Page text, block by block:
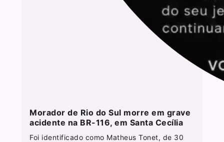
Morador de Rio do Sul morre em grave
acidente na BR-116, em Santa Cecília
Foi identificado como Matheus Tonet, de 30